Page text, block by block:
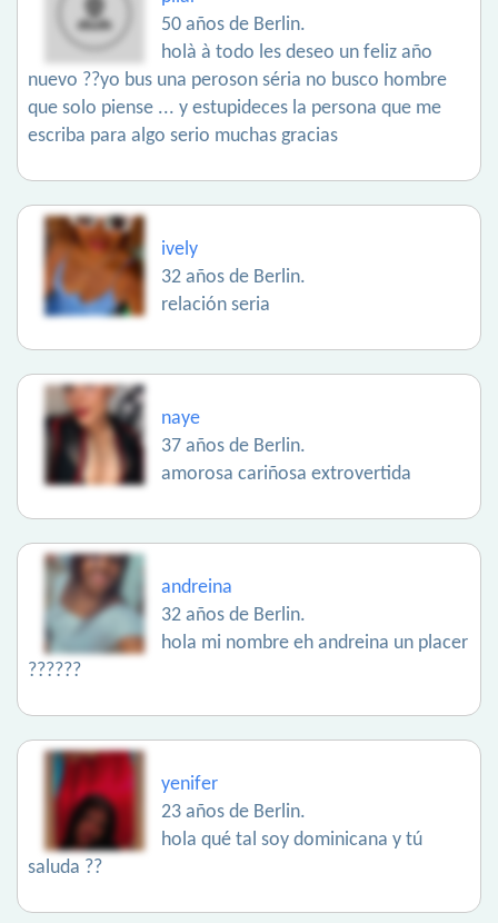
50 años de Berlin.
holà à todo les deseo un feliz año
nuevo ??yo bus una peroson séria no busco hombre
que solo piense ... y estupideces la persona que me
escriba para algo serio muchas gracias
ively
32 años de Berlin.
relación seria
naye
37 años de Berlin.
amorosa cariñosa extrovertida
andreina
32 años de Berlin.
hola mi nombre eh andreina un placer
??????
yenifer
23 años de Berlin.
hola qué tal soy dominicana y tú
saluda ??